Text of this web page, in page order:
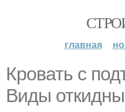
главная
Кровать с
Виды